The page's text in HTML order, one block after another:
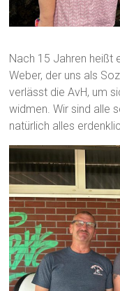
Nach 15 Jahren heißt
Weber, der uns als
verlässt die AvH, um
widmen. Wir sind alle
natürlich alles